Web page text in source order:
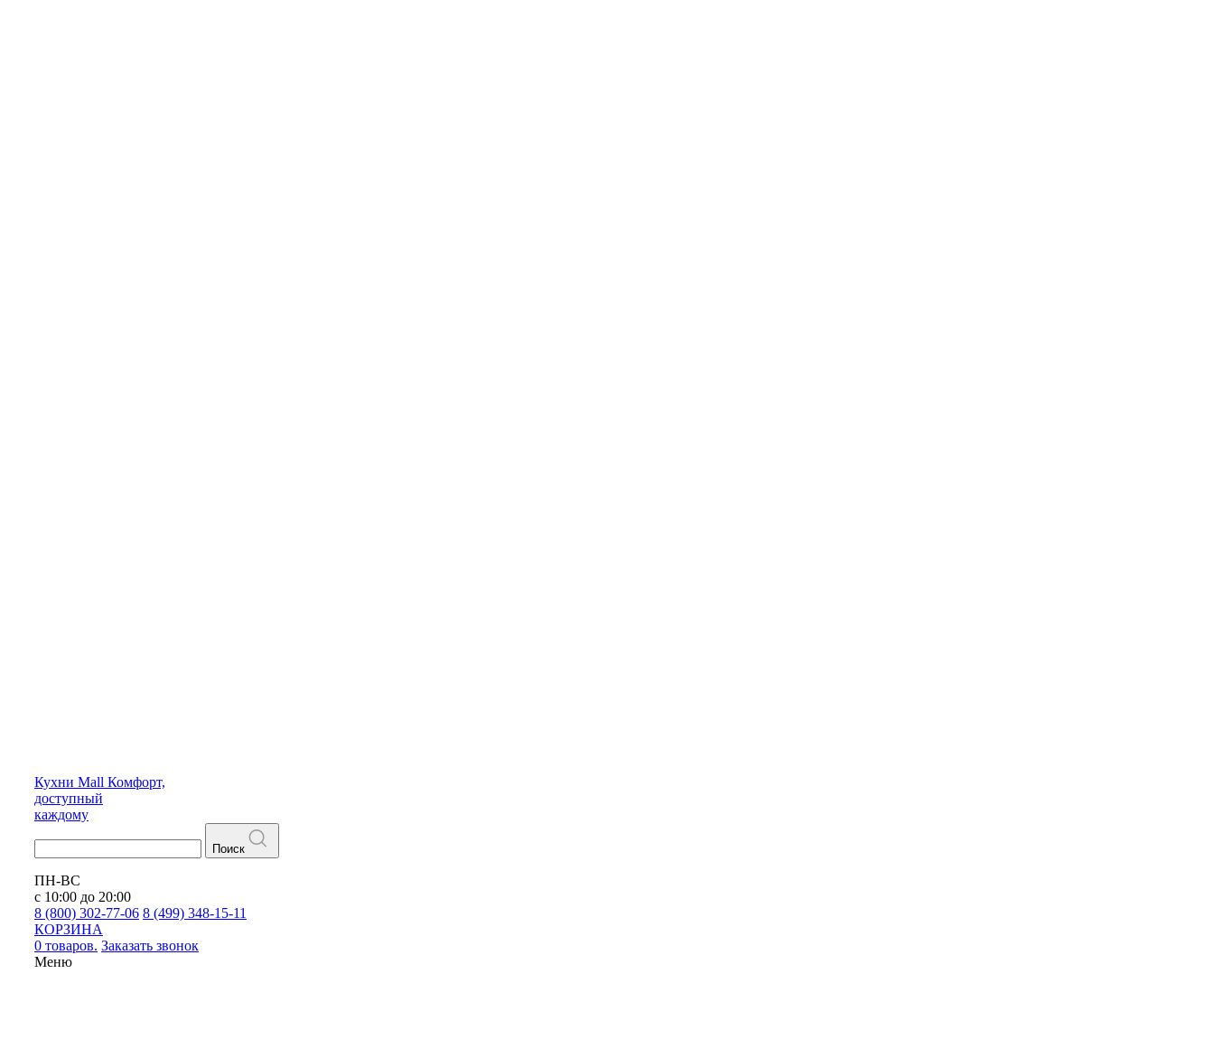
Кухни Mall Комфорт,
доступный
каждому
Поиск
ПН-ВС
с 10:00 до 20:00
8 (800) 302-77-06 8 (499) 348-15-11
КОРЗИНА
0 товаров. Заказать звонок
Меню